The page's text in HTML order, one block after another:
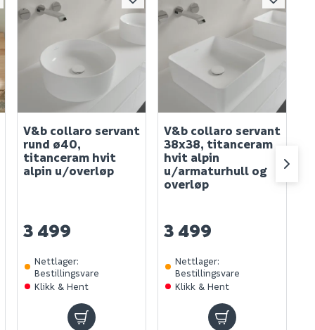
V&b collaro servant
rund ø40,
titanceram hvit
alpin u/overløp
3 499
Nettlager:
Bestillingsvare
Klikk & Hent
V&b collaro servant
38x38, titanceram
hvit alpin
u/armaturhull og
overløp
3 499
Nettlager:
Bestillingsvare
Klikk & Hent